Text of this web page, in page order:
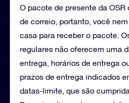
O pacote de presente da OSR
de correio, portanto, você
casa para receber o pacote.
regulares não oferecem uma
entrega, horários de entrega
prazos de entrega indicados
datas-limite, que são